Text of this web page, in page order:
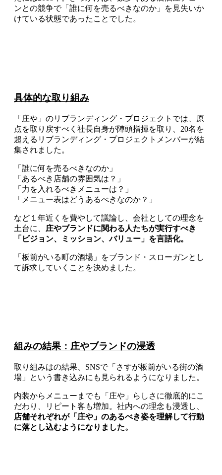
ンとの競争で「誰に何を売るべきなのか」を見失いか
けている状態であったことでした。
具体的な取り組み
「庄や」のリブランディング・プロジェクトでは、原
点を取り戻すべく社長自身が陣頭指揮を取り、20名を
超えるリブランディング・プロジェクトメンバーが結
集されました。
「誰に何を売るべきなのか」
「あるべき店舗の雰囲気は？」
「力を入れるべきメニューは？」
「メニュー表はどうあるべきなのか？」
など１年近くを費やして議論し、会社としての理念を
土台に、 庄やブランドに関わる人たちが実行すべき
「ビジョン、ミッション、バリュー」を言語化。
「板前がいる町の酒場」をブランド・スローガンとし
て訴求していくことを決めました。
組みの結果：庄やブランドの浸透
取り組みはの結果、SNSで「さすが板前がいる街の酒
場」という書き込みにも見られるようになりました。
内装からメニューまでも「庄や」らしさに徹底的にこ
だわり、リピート客も増加。社内への理念も浸透し、
店舗それぞれが「庄や」のあるべき姿を理解して行動
に落とし込むようになりました。